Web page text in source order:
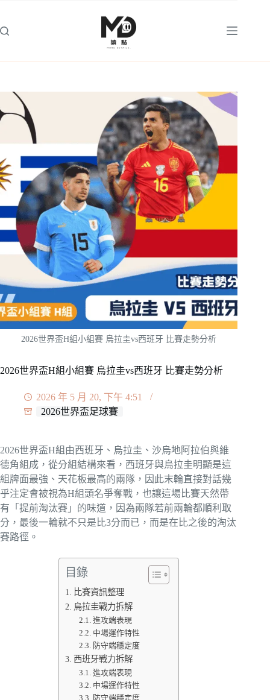
主
2026世界盃H組小組賽 烏拉圭vs西班牙 比賽走勢分析
2026世界盃H組小組賽 烏拉圭vs西班牙 比賽走勢分析
2026 年 5 月 20, 下午 4:51
2026世界盃足球賽
2026世界盃H組由西班牙、烏拉圭、沙烏地阿拉伯與維
德角組成，從分組結構來看，西班牙與烏拉圭明顯是這
組牌面最強、天花板最高的兩隊，因此末輪直接對話幾
乎注定會被視為H組頭名爭奪戰，也讓這場比賽天然帶
有「提前淘汰賽」的味道，因為兩隊若前兩輪都順利取
分，最後一輪就不只是比3分而已，而是在比之後的淘汰
賽路徑。
目錄
比賽資訊整理
烏拉圭戰力拆解
進攻端表現
中場運作特性
防守端穩定度
西班牙戰力拆解
進攻端表現
中場運作特性
防守端穩定度